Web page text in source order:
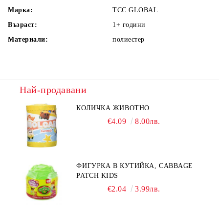
Марка:
TCC GLOBAL
Възраст:
1+ години
Материали:
полиестер
Най-продавани
КОЛИЧКА ЖИВОТНО
€4.09 8.00лв.
ФИГУРКА В КУТИЙКА, CABBAGE
PATCH KIDS
€2.04 3.99лв.